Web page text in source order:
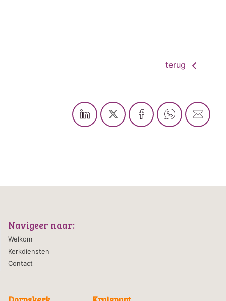
terug
Navigeer naar:
Welkom
Kerkdiensten
Contact